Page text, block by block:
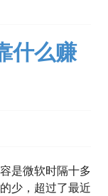
什么赚
是微软时隔十多
少，超过了最近